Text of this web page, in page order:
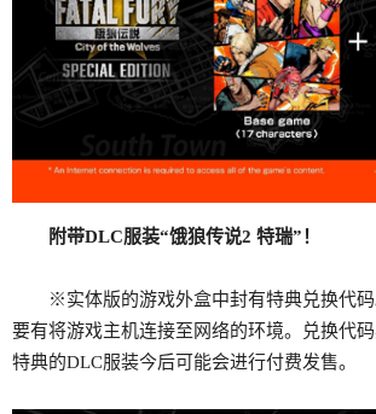
附带DLC服装“饿狼传说2 特瑞”！
※实体版的游戏外盒中封有特典兑换代
要有将游戏主机连接至网络的环境。兑换代
特典的DLC服装今后可能会进行付费发售。